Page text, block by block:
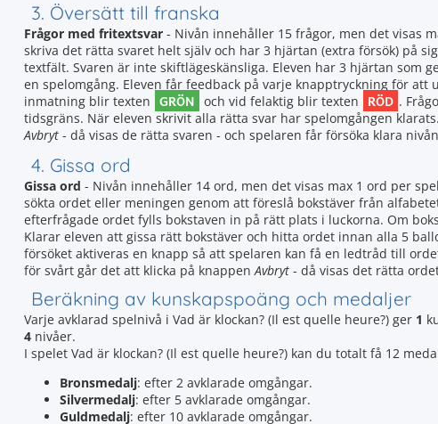
3. Översätt till franska
Frågor med fritextsvar - Nivån innehåller 15 frågor, men det visas
skriva det rätta svaret helt själv och har 3 hjärtan (extra försök) på
textfält. Svaren är inte skiftlägeskänsliga. Eleven har 3 hjärtan som
en spelomgång. Eleven får feedback på varje knapptryckning för
inmatning blir texten GRÖN och vid felaktig blir texten RÖD .
tidsgräns. När eleven skrivit alla rätta svar har spelomgången
Avbryt - då visas de rätta svaren - och spelaren får försöka klara
4. Gissa ord
Gissa ord - Nivån innehåller 14 ord, men det visas max 1 ord per
sökta ordet eller meningen genom att föreslå bokstäver från
efterfrågade ordet fylls bokstaven in på rätt plats i luckorna. Om
Klarar eleven att gissa rätt bokstäver och hitta ordet innan alla 5
försöket aktiveras en knapp så att spelaren kan få en ledtråd till
för svårt går det att klicka på knappenAvbryt - då visas det rätta
Beräkning av kunskapspoäng och medaljer
Varje avklarad spelnivå i Vad är klockan? (Il est quelle heure?) ger 1
4 nivåer.
I spelet Vad är klockan? (Il est quelle heure?) kan du totalt få 12
Bronsmedalj: efter 2 avklarade omgångar.
Silvermedalj: efter 5 avklarade omgångar.
Guldmedalj: efter 10 avklarade omgångar.